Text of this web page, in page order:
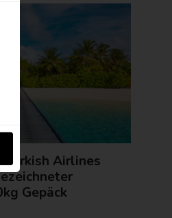
Airlines
Gepäck